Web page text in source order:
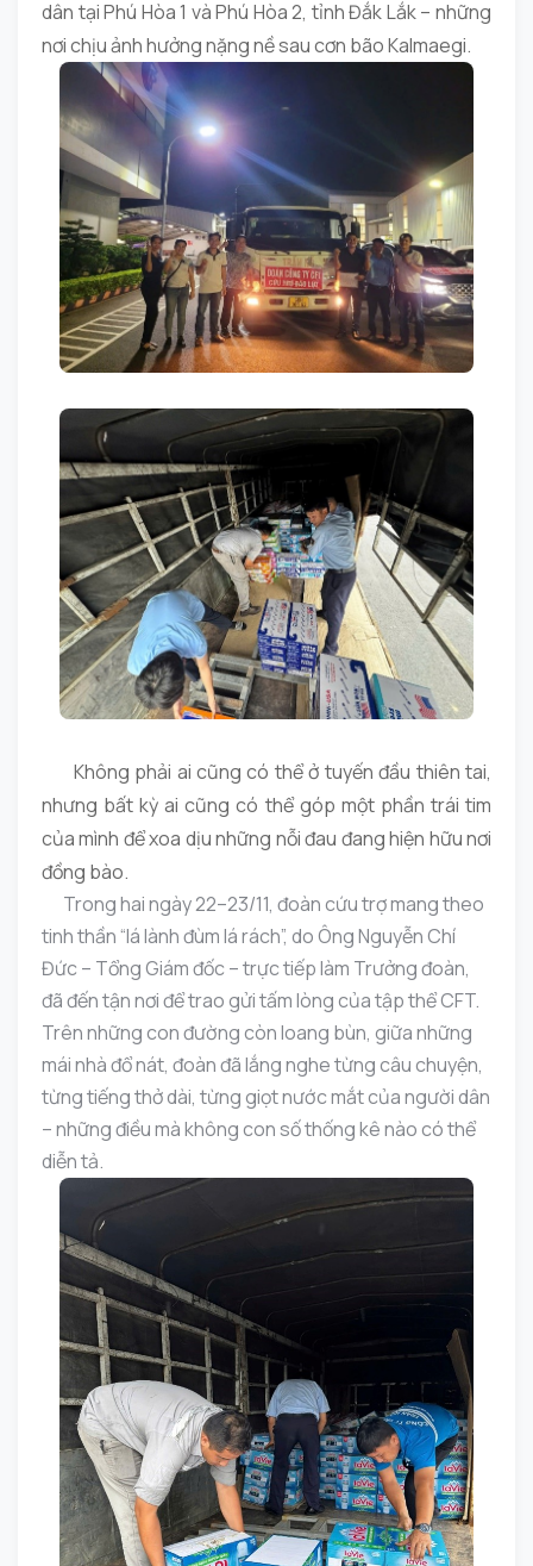
dân tại Phú Hòa 1 và Phú Hòa 2, tỉnh Đắk Lắk – những
nơi chịu ảnh hưởng nặng nề sau cơn bão Kalmaegi.
Không phải ai cũng có thể ở tuyến đầu thiên tai,
nhưng bất kỳ ai cũng có thể góp một phần trái tim
của mình để xoa dịu những nỗi đau đang hiện hữu nơi
đồng bào.
Trong hai ngày 22–23/11, đoàn cứu trợ mang theo
tinh thần “lá lành đùm lá rách”, do Ông Nguyễn Chí
Đức – Tổng Giám đốc – trực tiếp làm Trưởng đoàn,
đã đến tận nơi để trao gửi tấm lòng của tập thể CFT.
Trên những con đường còn loang bùn, giữa những
mái nhà đổ nát, đoàn đã lắng nghe từng câu chuyện,
từng tiếng thở dài, từng giọt nước mắt của người dân
– những điều mà không con số thống kê nào có thể
diễn tả.